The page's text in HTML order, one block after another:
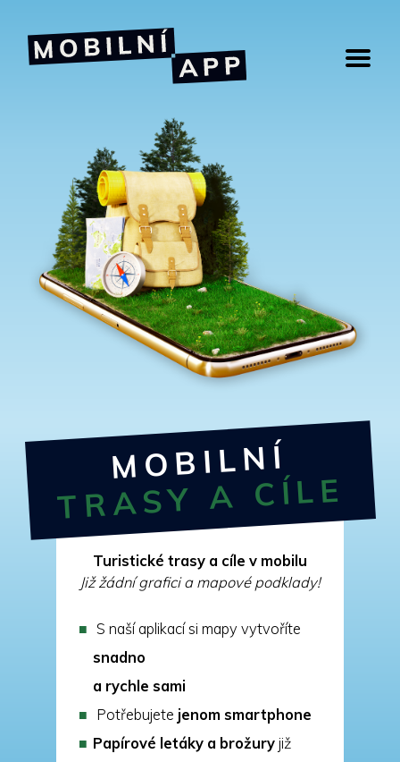
MOBILNÍ
TRASY A CÍLE
Turistické trasy a cíle v mobilu
Již žádní grafici a mapové podklady!
S naší aplikací si mapy vytvoříte
snadno
a rychle sami
Potřebujete jenom smartphone
Papírové letáky a brožury již